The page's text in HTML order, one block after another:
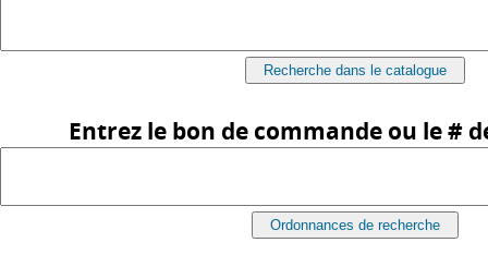
Entrez le bon de commande ou le #